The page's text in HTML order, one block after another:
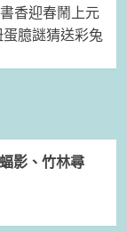
香迎春鬧上元
蛋臆謎猜送彩兔
影、竹林尋